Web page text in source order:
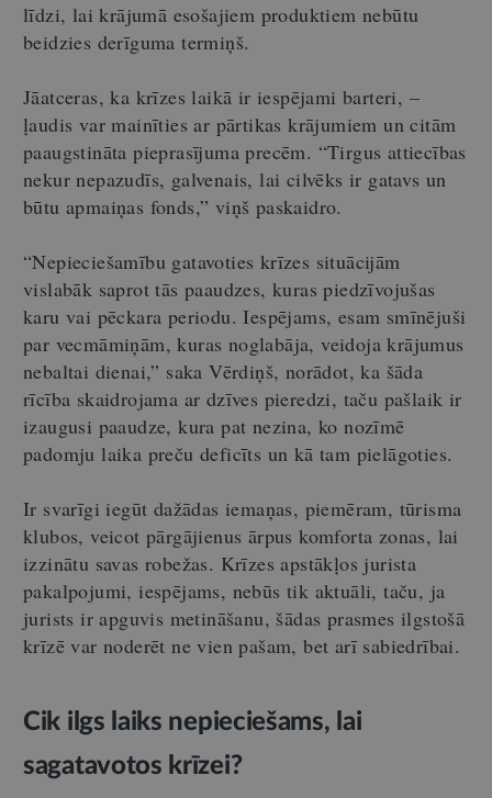
līdzi, lai krājumā esošajiem produktiem nebūtu
beidzies derīguma termiņš.
Jāatceras, ka krīzes laikā ir iespējami barteri, –
ļaudis var mainīties ar pārtikas krājumiem un citām
paaugstināta pieprasījuma precēm. “Tirgus attiecības
nekur nepazudīs, galvenais, lai cilvēks ir gatavs un
būtu apmaiņas fonds,” viņš paskaidro.
“Nepieciešamību gatavoties krīzes situācijām
vislabāk saprot tās paaudzes, kuras piedzīvojušas
karu vai pēckara periodu. Iespējams, esam smīnējuši
par vecmāmiņām, kuras noglabāja, veidoja krājumus
nebaltai dienai,” saka Vērdiņš, norādot, ka šāda
rīcība skaidrojama ar dzīves pieredzi, taču pašlaik ir
izaugusi paaudze, kura pat nezina, ko nozīmē
padomju laika preču deficīts un kā tam pielāgoties.
Ir svarīgi iegūt dažādas iemaņas, piemēram, tūrisma
klubos, veicot pārgājienus ārpus komforta zonas, lai
izzinātu savas robežas. Krīzes apstākļos jurista
pakalpojumi, iespējams, nebūs tik aktuāli, taču, ja
jurists ir apguvis metināšanu, šādas prasmes ilgstošā
krīzē var noderēt ne vien pašam, bet arī sabiedrībai.
Cik ilgs laiks nepieciešams, lai
sagatavotos krīzei?